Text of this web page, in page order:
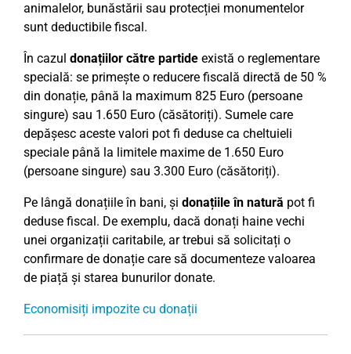
animalelor, bunăstării sau protecției monumentelor
sunt deductibile fiscal.
În cazul donațiilor către partide există o reglementare
specială: se primește o reducere fiscală directă de 50 %
din donație, până la maximum 825 Euro (persoane
singure) sau 1.650 Euro (căsătoriți). Sumele care
depășesc aceste valori pot fi deduse ca cheltuieli
speciale până la limitele maxime de 1.650 Euro
(persoane singure) sau 3.300 Euro (căsătoriți).
Pe lângă donațiile în bani, și donațiile în natură pot fi
deduse fiscal. De exemplu, dacă donați haine vechi
unei organizații caritabile, ar trebui să solicitați o
confirmare de donație care să documenteze valoarea
de piață și starea bunurilor donate.
Economisiți impozite cu donații